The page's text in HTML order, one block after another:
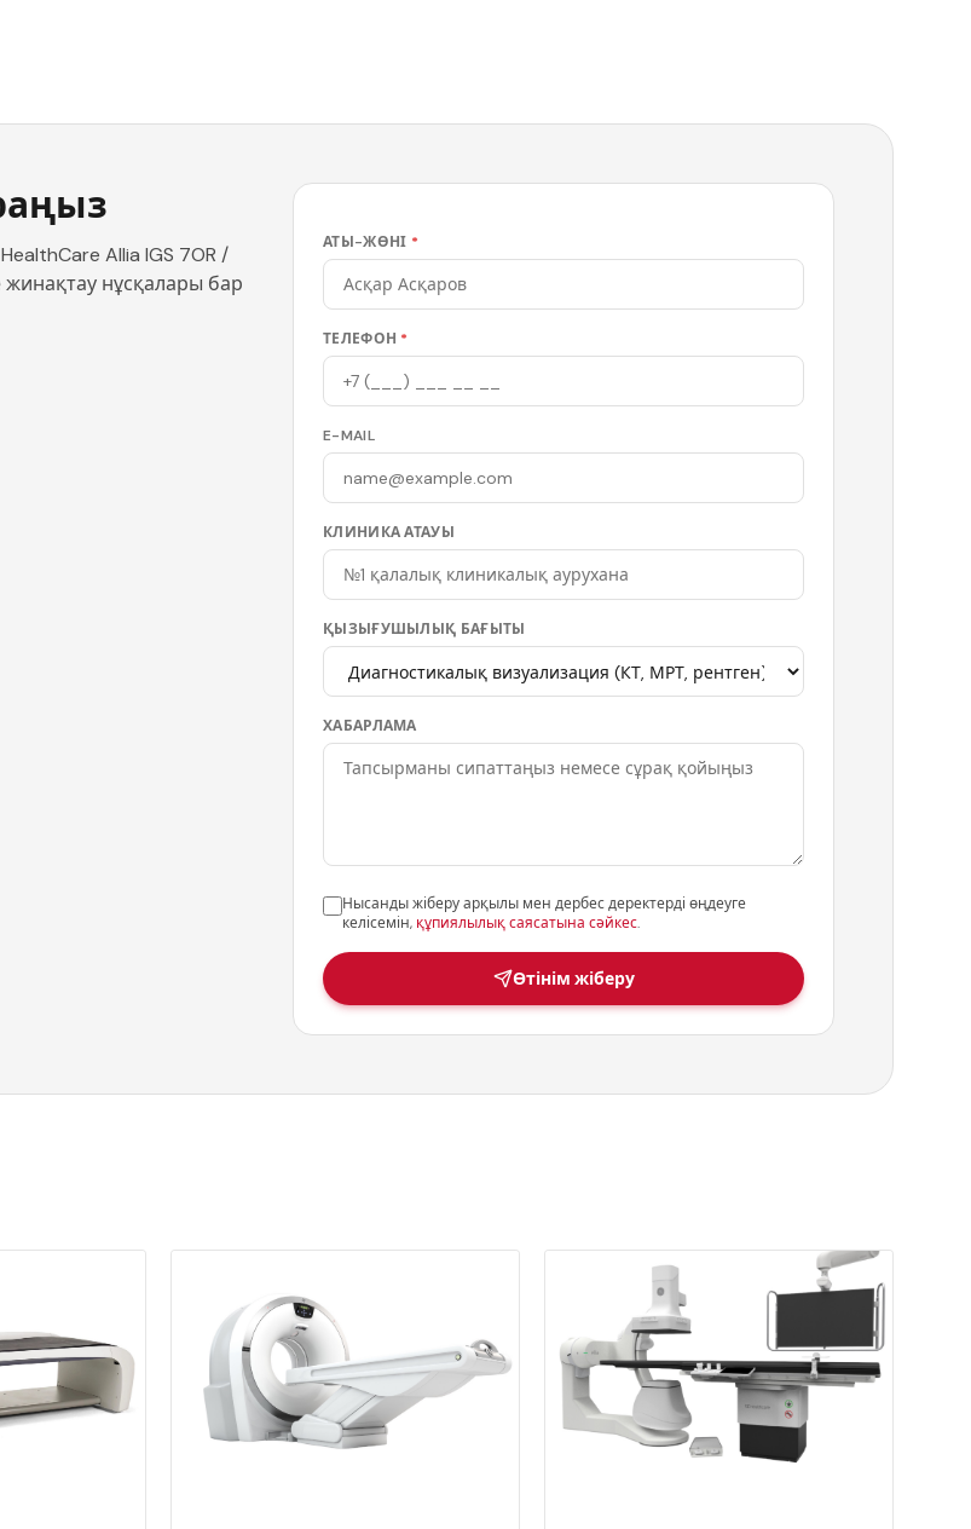
Allia IGS 7OR /
жинақтау нұсқалары бар
АТЫ-ЖӨНІ *
ТЕЛЕФОН *
E-MAIL
КЛИНИКА АТАУЫ
ҚЫЗЫҒУШЫЛЫҚ БАҒЫТЫ
ХАБАРЛАМА
Нысанды жіберу арқылы мен дербес деректерді өңдеуге
келісемін, құпиялылық саясатына сәйкес.
Өтінім жіберу